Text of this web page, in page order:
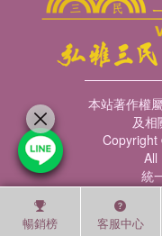
暢銷榜 客服中心
本站著作權
及相
Copyright
All
統